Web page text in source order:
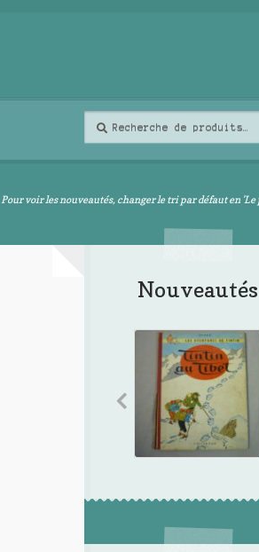
pour :
Pour voir les nouveautés, changer le tri par défaut en 'Le
Nouveautés